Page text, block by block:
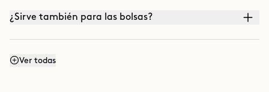
¿Sirve también para las bolsas?
¿Qué diferencia hay con THE LIFT?
Ver todas